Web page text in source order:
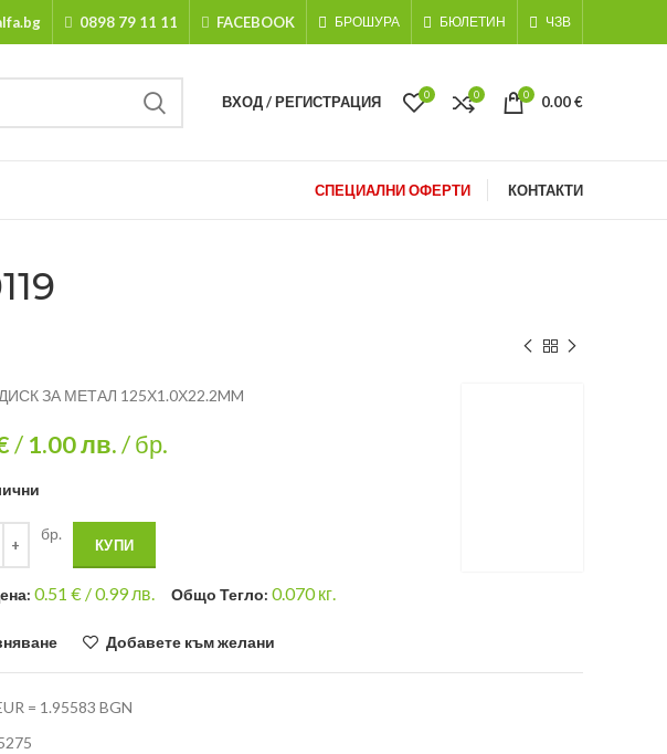
0898 79 11 11 FACEBOOK БРОШУРА БЮЛЕТИН ЧЗВ
ВХОД / РЕГИСТРАЦИЯ 0 0 0 0.00€
СПЕЦИАЛНИ ОФЕРТИ КОНТАКТИ
ЗА МЕТАЛ 125Х1.0Х22.2MM
/ 1.00лв./ бр.
бр.
КУПИ
0.51 € /0.99 лв. Общо Тегло: 0.070кг.
Добавете към желани
= 1.95583 BGN